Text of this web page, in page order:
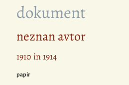
dokument
neznan avtor
1910 in 1914
papir